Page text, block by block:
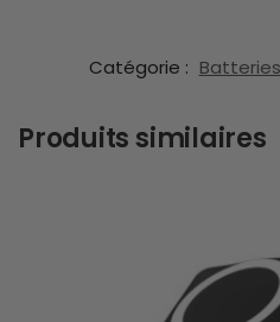
Catégorie :
Produits similaires